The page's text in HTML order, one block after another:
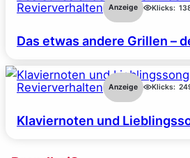
Revierverhalten Anzeige Klicks:
Das etwas andere Grillen –
Revierverhalten Anzeige Klicks:
Klaviernoten und